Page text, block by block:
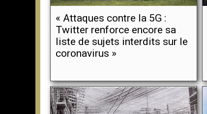
« Attaques contre la 5G :
Twitter renforce encore sa
liste de sujets interdits sur le
coronavirus »